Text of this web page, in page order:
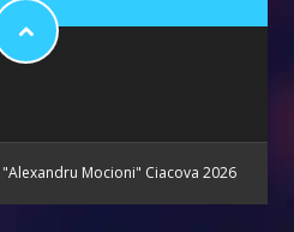
Mocioni" Ciacova 2026